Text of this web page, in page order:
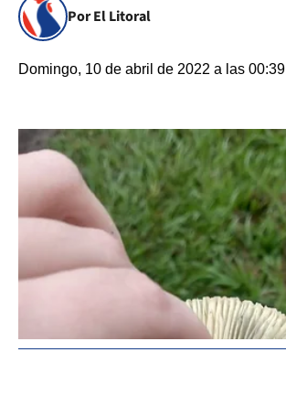
Por El Litoral
Domingo, 10 de abril de 2022 a las 00:39